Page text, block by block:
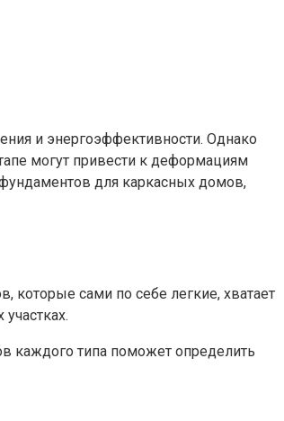
и энергоэффективности. Однако
могут привести к деформациям
для каркасных домов,
которые сами по себе легкие, хватает
каждого типа поможет определить